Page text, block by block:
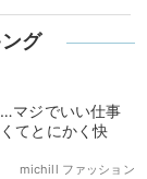
グ
マジでいい仕事
てとにかく快
michill ファッション